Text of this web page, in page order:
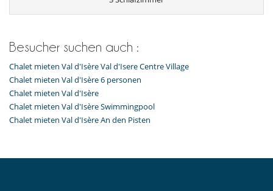
voll ausgestattete Küche
Wasserkocher
Unterhaltung, Wohlbefinden & Sport
Beheizten Innenpool
Fernseher
Fitnessraum
Hammam
Besucher suchen auch :
Chalet mieten Val d'Isère Val d'Isere Centre Village
Chalet mieten Val d'Isère 6 personen
Chalet mieten Val d'Isère
Chalet mieten Val d'Isère Swimmingpool
Chalet mieten Val d'Isère An den Pisten